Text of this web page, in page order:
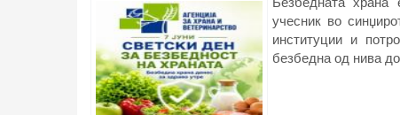
учесник во
институции и
безбедна од нива